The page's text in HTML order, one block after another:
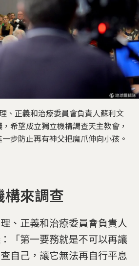
、正義和治療委員會負責人蘇利文
希望成立獨立機構調查天主教會，
步防止再有神父把魔爪伸向小孩。
構來調查
、正義和治療委員會負責人
「第一要務就是不可以再讓
自己，讓它無法再自行平息